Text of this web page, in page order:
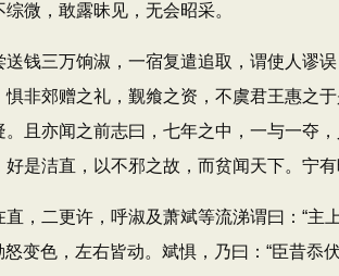
微，敢露昧见，无会昭采。
三万饷淑，一宿复遣追取，谓使人谬
非郊赠之礼，觐飨之资，不虞君王惠之
且亦闻之前志曰，七年之中，一与一夺
是洁直，以不邪之故，而贫闻天下。宁
二更许，呼淑及萧斌等流涕谓曰：“主
怒变色，左右皆动。斌惧，乃曰：“臣昔